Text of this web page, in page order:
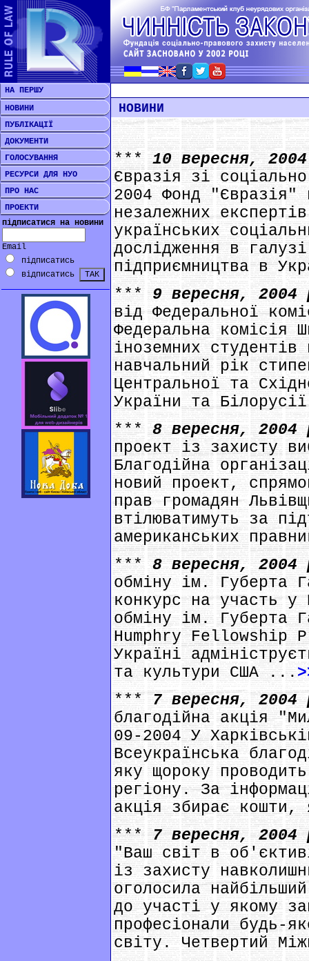
НА ПЕРШУ
НОВИНИ
ПУБЛІКАЦІЇ
ДОКУМЕНТИ
ГОЛОСУВАННЯ
РЕСУРСИ ДЛЯ НУО
ПРО НАС
ПРОЕКТИ
підписатися на новини
Email
підписатись
відписатись
НОВИНИ
***10 вересня,
Євразія зі
2004 Фонд "Євразія"
незалежних
українських
дослідження в
підприємництва в
***9 вересня,
від Федеральної
Федеральна комісія
іноземних
навчальний рік
Центральної та
України та
***8 вересня,
проект із захисту
Благодійна
новий проект,
прав громадян
втілюватимуть за
американських
***8 вересня,
обміну ім. Губерта
конкурс на участь у
обміну ім. Губерта
Humphry Fellowship
Україні
та культури США ...
***7 вересня,
благодійна акція
09-2004 У
Всеукраїнська
яку щороку
регіону. За
акція збирає
***7 вересня,
"Ваш світ в
із захисту
оголосила
до участі у якому
професіонали будь-
світу. Четвертий